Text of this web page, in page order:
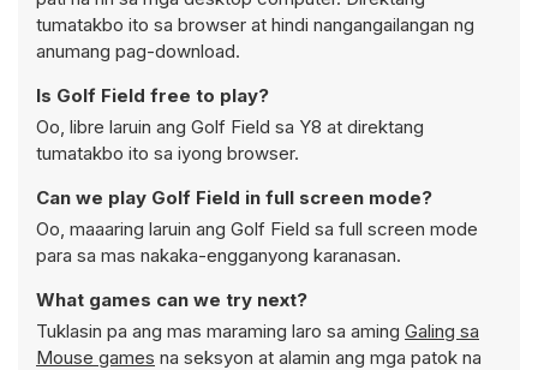
tumatakbo ito sa browser at hindi nangangailangan ng
anumang pag-download.
Is Golf Field free to play?
Oo, libre laruin ang Golf Field sa Y8 at direktang
tumatakbo ito sa iyong browser.
Can we play Golf Field in full screen mode?
Oo, maaaring laruin ang Golf Field sa full screen mode
para sa mas nakaka-engganyong karanasan.
What games can we try next?
Tuklasin pa ang mas maraming laro sa aming Galing sa
Mouse games na seksyon at alamin ang mga patok na